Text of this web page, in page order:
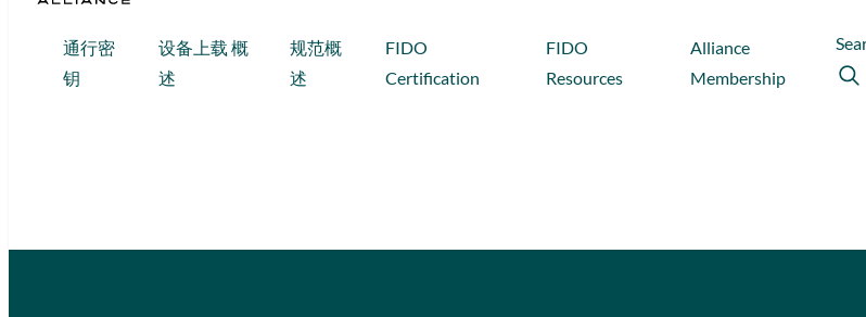
通行密
钥
设备上载 概
述
规范概
述
FIDO
Certification
FIDO
Resources
Alliance
Membership